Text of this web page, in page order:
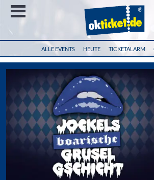
ALLE EVENTS HEUTE TICKETALARM